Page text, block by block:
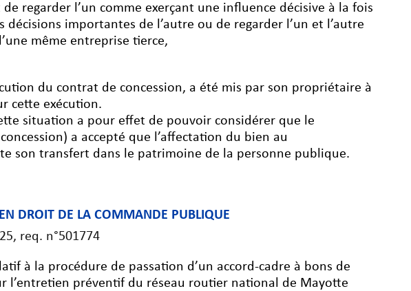
regarder l’un comme exerçant une influence décisive à la fois
importantes de l’autre ou de regarder l’un et l’autre
même entreprise tierce,
du contrat de concession, a été mis par son propriétaire à
cette exécution.
situation a pour effet de pouvoir considérer que le
a accepté que l’affectation du bien au
son transfert dans le patrimoine de la personne publique.
EN DROIT DE LA COMMANDE PUBLIQUE
req. n°501774
à la procédure de passation d’un accord-cadre à bons de
préventif du réseau routier national de Mayotte